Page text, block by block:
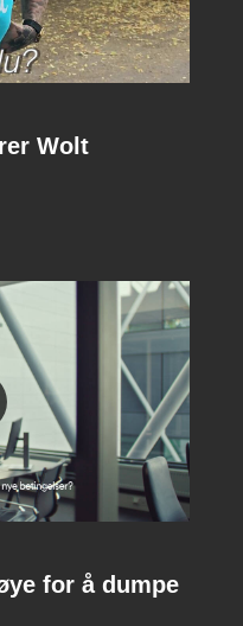
Wolt
for å dumpe